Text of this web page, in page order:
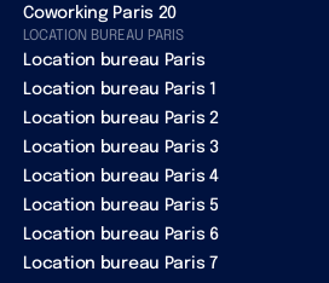
Coworking Paris 20
LOCATION BUREAU PARIS
Location bureau Paris
Location bureau Paris 1
Location bureau Paris 2
Location bureau Paris 3
Location bureau Paris 4
Location bureau Paris 5
Location bureau Paris 6
Location bureau Paris 7